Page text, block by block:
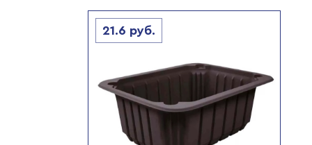
21.6 руб.